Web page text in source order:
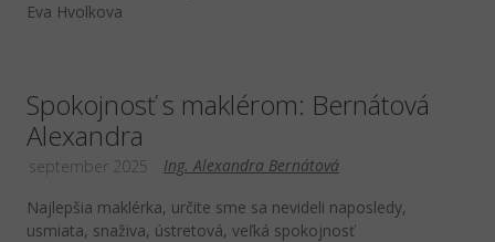
Eva Hvolkova
Spokojnosť s maklérom: Bernátová
Alexandra
Ing. Alexandra Bernátová
september 2025
Najlepšia maklérka, určite sme sa nevideli naposledy,
usmiata, snaživa, ústretová, veľká spokojnosť